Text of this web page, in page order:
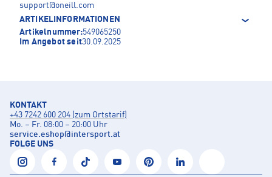
support@oneill.com
ARTIKELINFORMATIONEN
Artikelnummer:549065250
Im Angebot seit30.09.2025
KONTAKT
+43 7242 600 204 (zum Ortstarif)
Mo. – Fr. 08:00 – 20:00 Uhr
service.eshop@intersport.at
FOLGE UNS